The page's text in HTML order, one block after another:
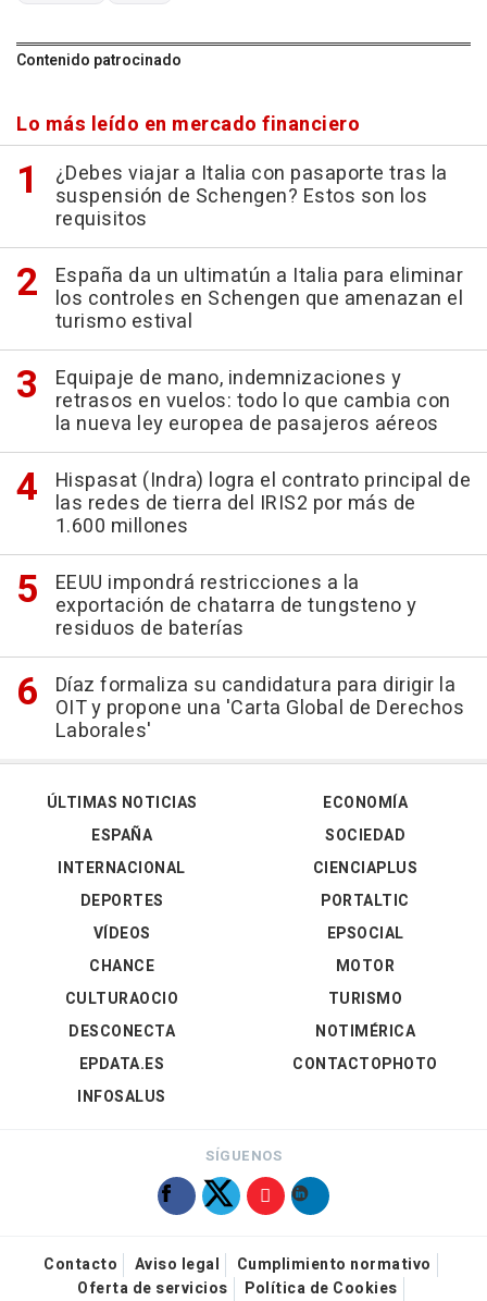
Contenido patrocinado
Lo más leído en mercado financiero
¿Debes viajar a Italia con pasaporte tras la
suspensión de Schengen? Estos son los
requisitos
España da un ultimatún a Italia para eliminar
los controles en Schengen que amenazan el
turismo estival
Equipaje de mano, indemnizaciones y
retrasos en vuelos: todo lo que cambia con
la nueva ley europea de pasajeros aéreos
Hispasat (Indra) logra el contrato principal de
las redes de tierra del IRIS2 por más de
1.600 millones
EEUU impondrá restricciones a la
exportación de chatarra de tungsteno y
residuos de baterías
Díaz formaliza su candidatura para dirigir la
OIT y propone una 'Carta Global de Derechos
Laborales'
ÚLTIMAS NOTICIAS
ESPAÑA
INTERNACIONAL
DEPORTES
VÍDEOS
ECONOMÍA
SOCIEDAD
CIENCIAPLUS
PORTALTIC
EPSOCIAL
CHANCE
CULTURAOCIO
DESCONECTA
EPDATA.ES
INFOSALUS
MOTOR
TURISMO
NOTIMÉRICA
CONTACTOPHOTO
SÍGUENOS
Contacto Aviso legal
Cumplimiento normativo
Oferta de servicios
Política de Cookies